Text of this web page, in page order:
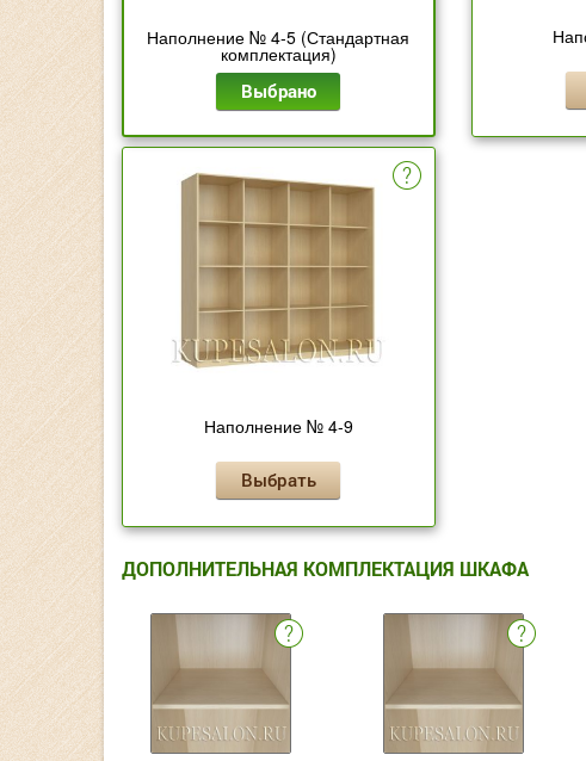
Наполнение № 4-5 (Стандартная
комплектация)
Выбрано
Наполнение № 4-9
Выбрать
ДОПОЛНИТЕЛЬНАЯ КОМПЛЕКТАЦИЯ ШКАФА